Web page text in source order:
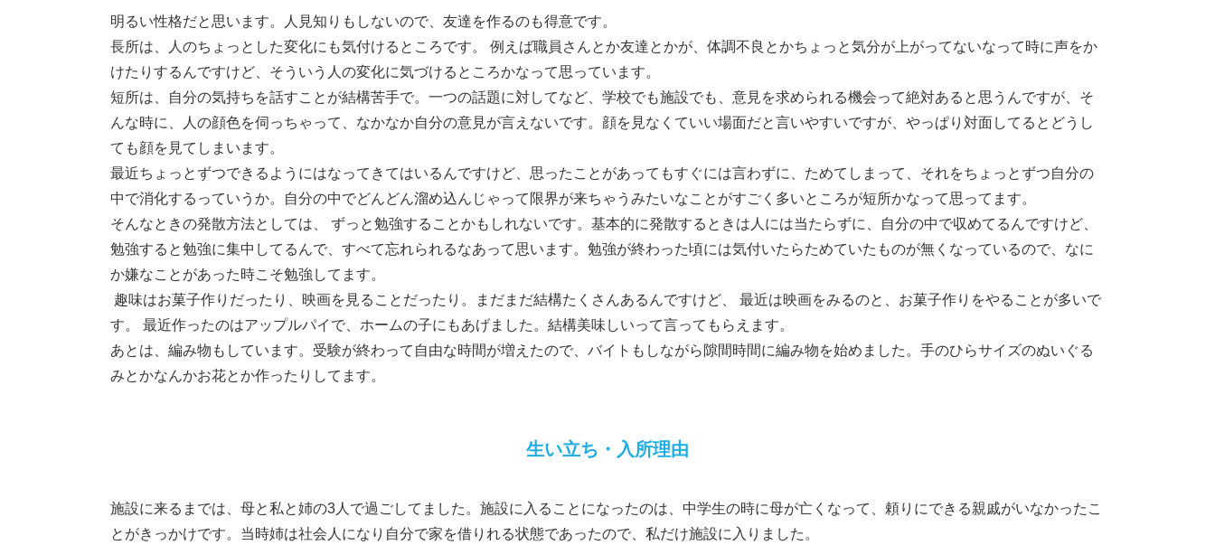
明るい性格だと思います。人見知りもしないので、友達を作るのも得意です。
長所は、人のちょっとした変化にも気付けるところです。 例えば職員さんとか友達とかが、体調不良とかちょっと気分が上がってないなって時に声をか
けたりするんですけど、そういう人の変化に気づけるところかなって思っています。
短所は、自分の気持ちを話すことが結構苦手で。一つの話題に対してなど、学校でも施設でも、意見を求められる機会って絶対あると思うんですが、そ
んな時に、人の顔色を伺っちゃって、なかなか自分の意見が言えないです。顔を見なくていい場面だと言いやすいですが、やっぱり対面してるとどうし
ても顔を見てしまいます。
最近ちょっとずつできるようにはなってきてはいるんですけど、思ったことがあってもすぐには言わずに、ためてしまって、それをちょっとずつ自分の
中で消化するっていうか。自分の中でどんどん溜め込んじゃって限界が来ちゃうみたいなことがすごく多いところが短所かなって思ってます。
そんなときの発散方法としては、 ずっと勉強することかもしれないです。基本的に発散するときは人には当たらずに、自分の中で収めてるんですけど、
勉強すると勉強に集中してるんで、すべて忘れられるなあって思います。勉強が終わった頃には気付いたらためていたものが無くなっているので、なに
か嫌なことがあった時こそ勉強してます。
趣味はお菓子作りだったり、映画を見ることだったり。まだまだ結構たくさんあるんですけど、 最近は映画をみるのと、お菓子作りをやることが多いで
す。 最近作ったのはアップルパイで、ホームの子にもあげました。結構美味しいって言ってもらえます。
あとは、編み物もしています。受験が終わって自由な時間が増えたので、バイトもしながら隙間時間に編み物を始めました。手のひらサイズのぬいぐる
みとかなんかお花とか作ったりしてます。
生い立ち・入所理由
施設に来るまでは、母と私と姉の3人で過ごしてました。施設に入ることになったのは、中学生の時に母が亡くなって、頼りにできる親戚がいなかったこ
とがきっかけです。当時姉は社会人になり自分で家を借りれる状態であったので、私だけ施設に入りました。